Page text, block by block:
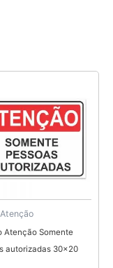
Atenção Somente
autorizadas 30×20